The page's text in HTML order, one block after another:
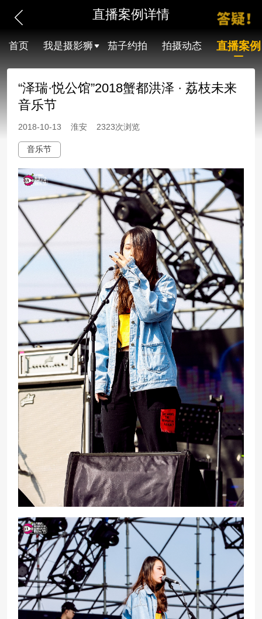
直播案例详情
首页 我是摄影狮 茄子约拍 拍摄动态 直播案例
“泽瑞·悦公馆”2018蟹都洪泽 · 荔枝未来
音乐节
2018-10-13 淮安 2323次浏览
音乐节